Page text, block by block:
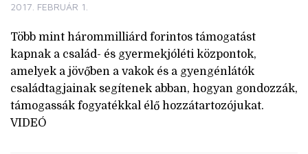
2017. FEBRUÁR 1.
Több mint hárommilliárd forintos támogatást
kapnak a család- és gyermekjóléti központok,
amelyek a jövőben a vakok és a gyengénlátók
családtagjainak segítenek abban, hogyan gondozzák,
támogassák fogyatékkal élő hozzátartozójukat.
VIDEÓ